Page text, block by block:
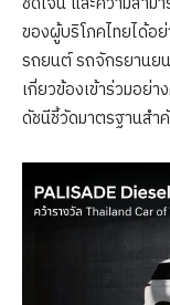
ของผู้บริโภคไทยได้อ
รถยนต์ รถจักรยานย
เกี่ยวข้องเข้าร่วมอย่
ดัชนีชี้วัดมาตรฐานส